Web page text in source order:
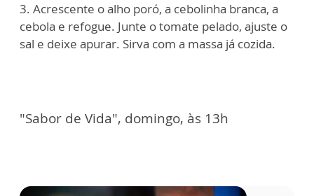
3. Acrescente o alho poró, a cebolinha branca, a
cebola e refogue. Junte o tomate pelado, ajuste o
sal e deixe apurar. Sirva com a massa já cozida.
"Sabor de Vida", domingo, às 13h